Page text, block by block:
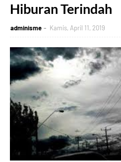
Hiburan Terindah
adminisme Kamis, April 11, 2019